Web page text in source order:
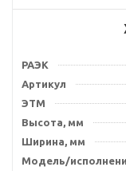
РАЭК
Артикул
ЭТМ
Высота, мм
Ширина, мм
Модель/